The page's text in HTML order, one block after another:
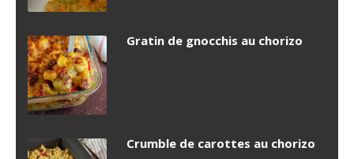
Gratin de gnocchis au chorizo
Crumble de carottes au chorizo